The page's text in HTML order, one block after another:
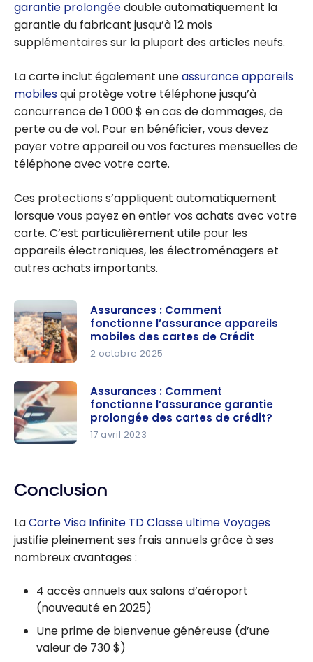
garantie prolongéedouble automatiquement la
garantie du fabricant jusqu’à 12 mois
supplémentaires sur la plupart des articles neufs.
La carte inclut également uneassurance appareils
mobilesqui protège votre téléphone jusqu’à
concurrence de 1 000 $ en cas de dommages, de
perte ou de vol. Pour en bénéficier, vous devez
payer votre appareil ou vos factures mensuelles de
téléphone avec votre carte.
Ces protections s’appliquent automatiquement
lorsque vous payez en entier vos achats avec votre
carte. C’est particulièrement utile pour les
appareils électroniques, les électroménagers et
autres achats importants.
s :
Comment
fonctionne
l’assurance
des cartes
Assurances : Comment
fonctionne l’assurance appareils
mobiles des cartes de Crédit
2 octobre 2025
Comment
l’assurance
garantie
prolongée
de crédit?
Assurances : Comment
fonctionne l’assurance garantie
prolongée des cartes de crédit?
17 avril 2023
Conclusion
LaCarte Visa Infinite TD Classe ultime Voyages
justifie pleinement ses frais annuels grâce à ses
nombreux avantages :
4 accès annuels aux salons d’aéroport
(nouveauté en 2025)
Une prime de bienvenue généreuse (d’une
valeur de 730 $)